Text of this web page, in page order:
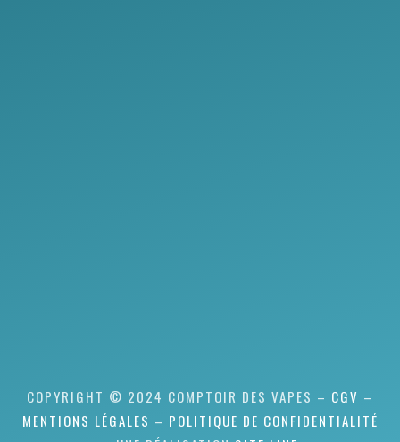
COPYRIGHT © 2024 COMPTOIR DES VAPES – CGV –
MENTIONS LÉGALES – POLITIQUE DE CONFIDENTIALITÉ